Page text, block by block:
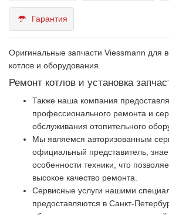
Гарантия
Оригинальные запчасти Viessmann для
котлов и оборудования.
Ремонт котлов и установка
Также наша компания
профессионального ремонта и
обслуживания отопительного
Мы являемся авторизованным
официальный представитель,
особенности техники, что
высокое качество ремонта.
Сервисные услуги нашими
предоставляются в Санкт-